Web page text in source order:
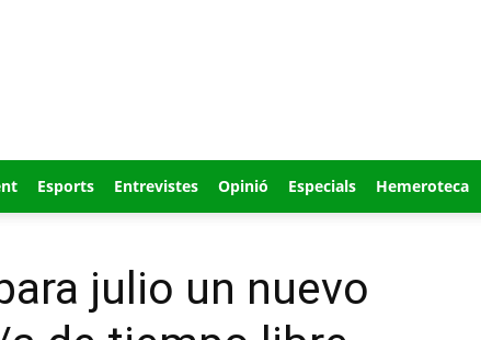
Esports Entrevistes Opinió Especials Hemeroteca
julio un nuevo